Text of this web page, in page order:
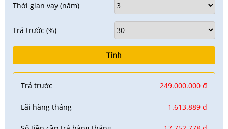
Thời gian vay (năm)
Trả trước (%)
Tính
Trả trước 249.000.000 đ
Lãi hàng tháng 1.613.889 đ